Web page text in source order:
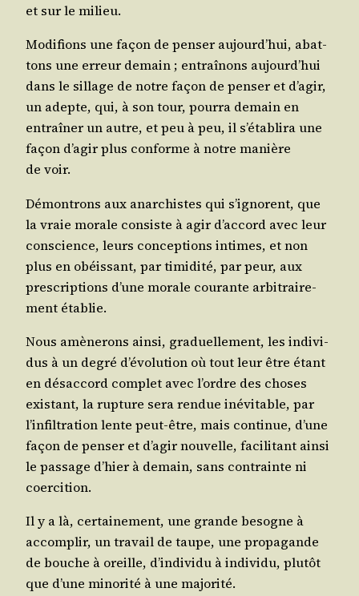
et sur le milieu.
Modi­fions une façon de pen­ser aujourd’­hui, abat­
tons une erreur demain ; entraî­nons aujourd’­hui
dans le sillage de notre façon de pen­ser et d’a­gir,
un adepte, qui, à son tour, pour­ra demain en
entraî­ner un autre, et peu à peu, il s’é­ta­bli­ra une
façon d’a­gir plus conforme à notre manière
de voir.
Démon­trons aux anar­chistes qui s’i­gnorent, que
la vraie morale consiste à agir d’ac­cord avec leur
conscience, leurs concep­tions intimes, et non
plus en obéis­sant, par timi­di­té, par peur, aux
pres­crip­tions d’une morale cou­rante arbi­trai­re­
ment établie.
Nous amè­ne­rons ain­si, gra­duel­le­ment, les indi­vi­
dus à un degré d’é­vo­lu­tion où tout leur être étant
en désac­cord com­plet avec l’ordre des choses
exis­tant, la rup­ture sera ren­due inévi­table, par
l’in­fil­tra­tion lente peut-être, mais conti­nue, d’une
façon de pen­ser et d’a­gir nou­velle, faci­li­tant ain­si
le pas­sage d’hier à demain, sans contrainte ni
coercition.
Il y a là, cer­tai­ne­ment, une grande besogne à
accom­plir, un tra­vail de taupe, une pro­pa­gande
de bouche à oreille, d’in­di­vi­du à indi­vi­du, plu­tôt
que d’une mino­ri­té à une majorité.